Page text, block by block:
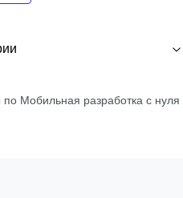
Мобильная разработка с нуля